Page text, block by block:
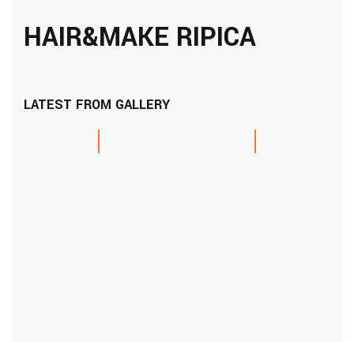
HAIR&MAKE RIPICA
LATEST FROM GALLERY